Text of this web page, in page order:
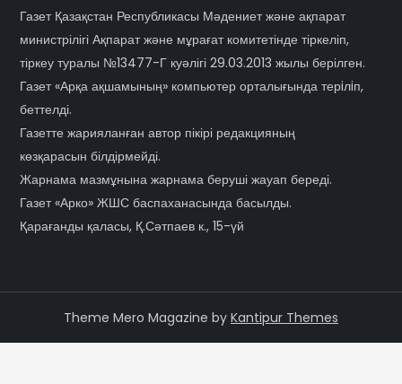
Газет Қазақстан Республикасы Мәдениет және ақпарат
министрілігі Ақпарат және мұрағат комитетінде тіркеліп,
тіркеу туралы №13477-Г куәлігі 29.03.2013 жылы берілген.
Газет «Арқа ақшамының» компьютер орталығында терiлiп,
беттелді.
Газетте жарияланған автор пікірі редакцияның
көзқарасын білдірмейді.
Жарнама мазмұнына жарнама беруші жауап береді.
Газет «Арко» ЖШС баспаханасында басылды.
Қарағанды қаласы, Қ.Сәтпаев к., 15-үй
Theme Mero Magazine by Kantipur Themes